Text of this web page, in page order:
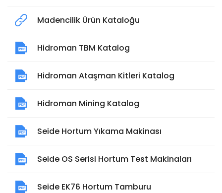
Madencilik Ürün Kataloğu
Hidroman TBM Katalog
Hidroman Ataşman Kitleri Katalog
Hidroman Mining Katalog
Seide Hortum Yıkama Makinası
Seide OS Serisi Hortum Test Makinaları
Seide EK76 Hortum Tamburu